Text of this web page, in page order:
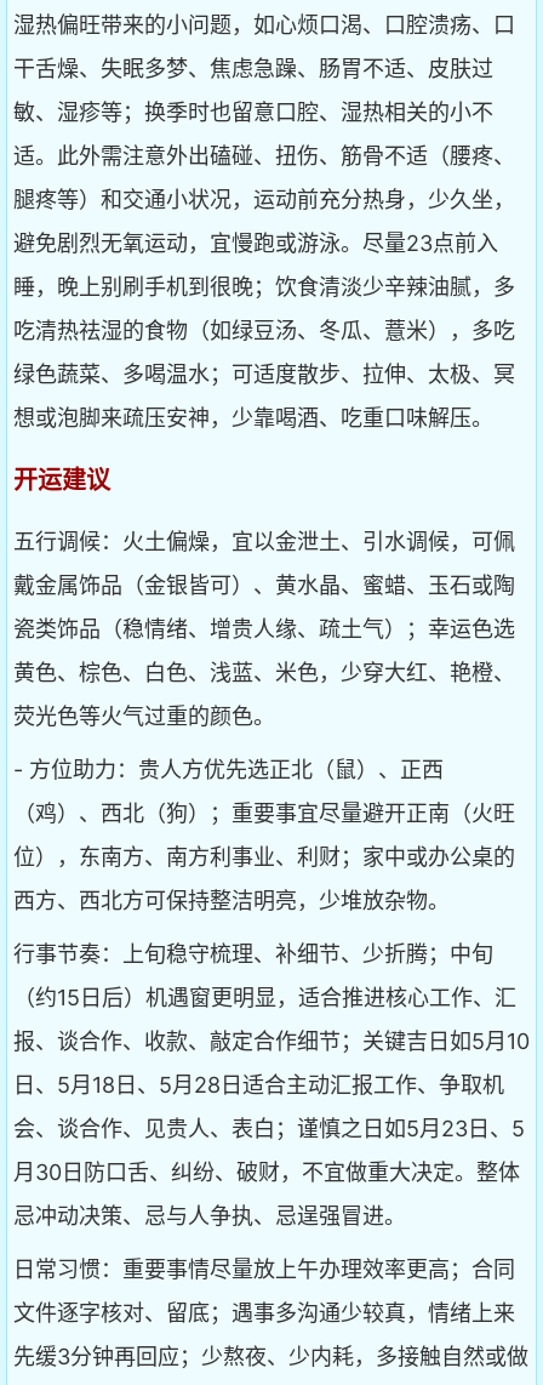
湿热偏旺带来的小问题，如心烦口渴、口腔溃疡、口
干舌燥、失眠多梦、焦虑急躁、肠胃不适、皮肤过
敏、湿疹等；换季时也留意口腔、湿热相关的小不
适。此外需注意外出磕碰、扭伤、筋骨不适（腰疼、
腿疼等）和交通小状况，运动前充分热身，少久坐，
避免剧烈无氧运动，宜慢跑或游泳。尽量23点前入
睡，晚上别刷手机到很晚；饮食清淡少辛辣油腻，多
吃清热祛湿的食物（如绿豆汤、冬瓜、薏米），多吃
绿色蔬菜、多喝温水；可适度散步、拉伸、太极、冥
想或泡脚来疏压安神，少靠喝酒、吃重口味解压。
开运建议
五行调候：火土偏燥，宜以金泄土、引水调候，可佩
戴金属饰品（金银皆可）、黄水晶、蜜蜡、玉石或陶
瓷类饰品（稳情绪、增贵人缘、疏土气）；幸运色选
黄色、棕色、白色、浅蓝、米色，少穿大红、艳橙、
荧光色等火气过重的颜色。
- 方位助力：贵人方优先选正北（鼠）、正西
（鸡）、西北（狗）；重要事宜尽量避开正南（火旺
位），东南方、南方利事业、利财；家中或办公桌的
西方、西北方可保持整洁明亮，少堆放杂物。
行事节奏：上旬稳守梳理、补细节、少折腾；中旬
（约15日后）机遇窗更明显，适合推进核心工作、汇
报、谈合作、收款、敲定合作细节；关键吉日如5月10
日、5月18日、5月28日适合主动汇报工作、争取机
会、谈合作、见贵人、表白；谨慎之日如5月23日、5
月30日防口舌、纠纷、破财，不宜做重大决定。整体
忌冲动决策、忌与人争执、忌逞强冒进。
日常习惯：重要事情尽量放上午办理效率更高；合同
文件逐字核对、留底；遇事多沟通少较真，情绪上来
先缓3分钟再回应；少熬夜、少内耗，多接触自然或做